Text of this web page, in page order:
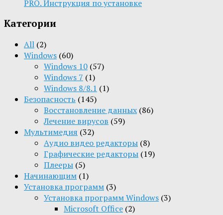
PRO. Инструкция по установке
Категории
All (2)
Windows (60)
Windows 10 (57)
Windows 7 (1)
Windows 8/8.1 (1)
Безопасность (145)
Восстановление данных (86)
Лечение вирусов (59)
Мультимедия (32)
Aудио видео редакторы (8)
Графические редакторы (19)
Плееры (5)
Начинающим (1)
Установка программ (3)
Установка программ Windows (3)
Microsoft Office (2)